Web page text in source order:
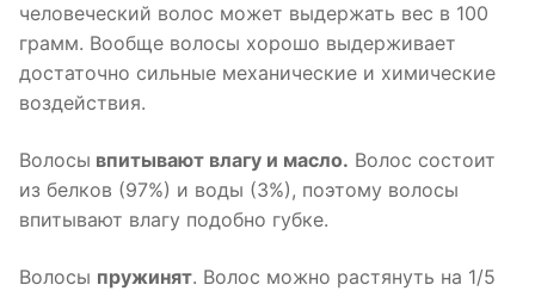
человеческий волос может выдержать вес в 100
грамм. Вообще волосы хорошо выдерживает
достаточно сильные механические и химические
воздействия.
Волосы впитывают влагу и масло. Волос состоит
из белков (97%) и воды (3%), поэтому волосы
впитывают влагу подобно губке.
Волосы пружинят. Волос можно растянуть на 1/5